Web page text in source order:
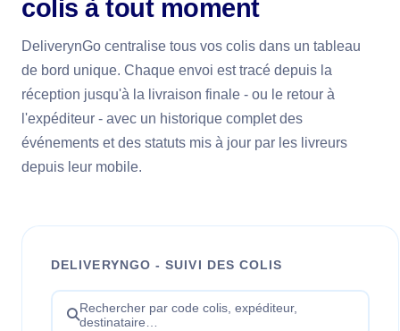
colis à tout moment
DeliverynGo centralise tous vos colis dans un tableau
de bord unique. Chaque envoi est tracé depuis la
réception jusqu'à la livraison finale - ou le retour à
l'expéditeur - avec un historique complet des
événements et des statuts mis à jour par les livreurs
depuis leur mobile.
DELIVERYNGO - SUIVI DES COLIS
Rechercher par code colis, expéditeur,
destinataire…